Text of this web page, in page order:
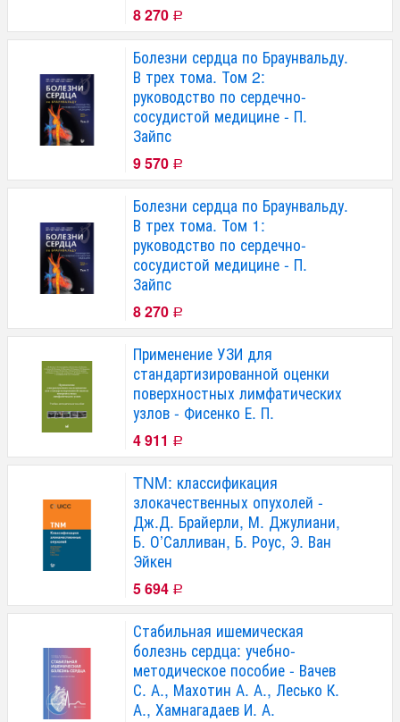
8 270 Р
Болезни сердца по Браунвальду.
В трех тома. Том 2:
руководство по сердечно-
сосудистой медицине - П.
Зайпс
9 570 Р
Болезни сердца по Браунвальду.
В трех тома. Том 1:
руководство по сердечно-
сосудистой медицине - П.
Зайпс
8 270 Р
Применение УЗИ для
стандартизированной оценки
поверхностных лимфатических
узлов - Фисенко Е. П.
4 911 Р
TNM: классификация
злокачественных опухолей -
Дж.Д. Брайерли, М. Джулиани,
Б. О’Салливан, Б. Роус, Э. Ван
Эйкен
5 694 Р
Стабильная ишемическая
болезнь сердца: учебно-
методическое пособие - Вачев
С. А., Махотин А. А., Лесько К.
А., Хамнагадаев И. А.